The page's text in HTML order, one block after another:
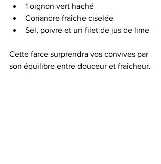
1 oignon vert haché
Coriandre fraîche ciselée
Sel, poivre et un filet de jus de lime
Cette farce surprendra vos convives par
son équilibre entre douceur et fraîcheur.